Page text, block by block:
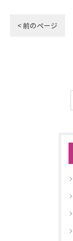
< 前のページ